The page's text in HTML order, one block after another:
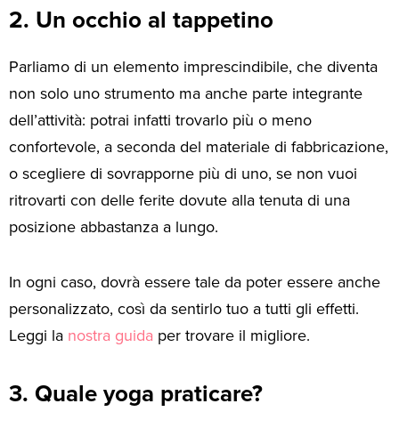
2. Un occhio al tappetino
Parliamo di un elemento imprescindibile, che diventa
non solo uno strumento ma anche parte integrante
dell’attività: potrai infatti trovarlo più o meno
confortevole, a seconda del materiale di fabbricazione,
o scegliere di sovrapporne più di uno, se non vuoi
ritrovarti con delle ferite dovute alla tenuta di una
posizione abbastanza a lungo.
In ogni caso, dovrà essere tale da poter essere anche
personalizzato, così da sentirlo tuo a tutti gli effetti.
Leggi la nostra guida per trovare il migliore.
3. Quale yoga praticare?